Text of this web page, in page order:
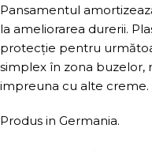
Pansamentul
la ameliorarea durerii.
protecție pentru
simplex în zona buzelor,
impreuna cu alte creme.
Produs in Germania.